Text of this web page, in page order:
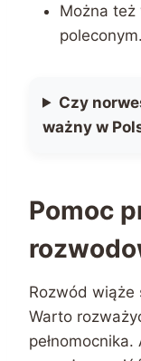
Można też
poleconym.
Czy
ważny w
Pomoc
Rozwód wiąże
Warto